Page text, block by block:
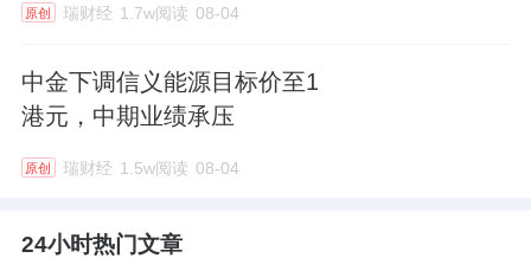
原创 瑞财经 1.7w阅读 08-04
中金下调信义能源目标价至1
港元，中期业绩承压
原创 瑞财经 1.5w阅读 08-04
24小时热门文章